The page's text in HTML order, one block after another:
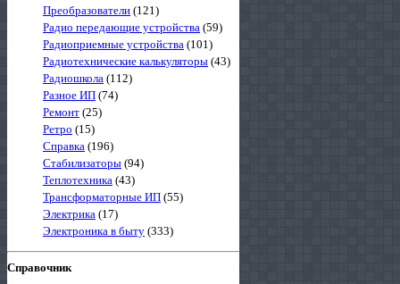
Преобразователи (121)
Радио передающие устройства (59)
Радиоприемные устройства (101)
Радиотехнические калькуляторы (43)
Радиошкола (112)
Разное ИП (74)
Ремонт (25)
Ретро (15)
Справка (196)
Стабилизаторы (94)
Теплотехника (43)
Трансформаторные ИП (55)
Электрика (17)
Электроника в быту (333)
Справочник